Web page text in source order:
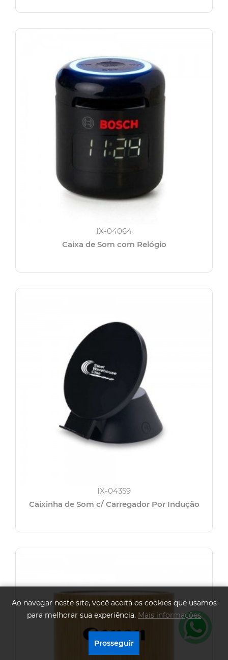
IX-04064
Caixa de Som com Relógio
IX-04359
Caixinha de Som c/ Carregador Por Indução
Ao navegar neste site, você aceita os cookies que usamos
para melhorar sua experiência. Mais informações
Prosseguir